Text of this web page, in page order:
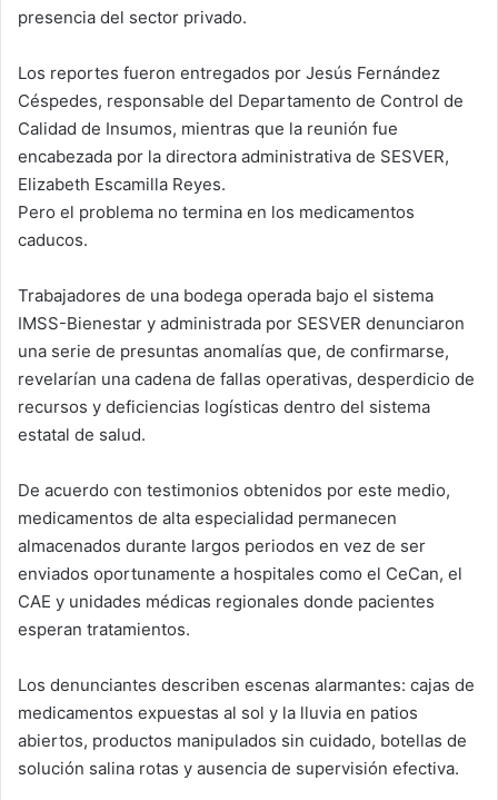
presencia del sector privado.
Los reportes fueron entregados por Jesús Fernández
Céspedes, responsable del Departamento de Control de
Calidad de Insumos, mientras que la reunión fue
encabezada por la directora administrativa de SESVER,
Elizabeth Escamilla Reyes.
Pero el problema no termina en los medicamentos
caducos.
Trabajadores de una bodega operada bajo el sistema
IMSS-Bienestar y administrada por SESVER denunciaron
una serie de presuntas anomalías que, de confirmarse,
revelarían una cadena de fallas operativas, desperdicio de
recursos y deficiencias logísticas dentro del sistema
estatal de salud.
De acuerdo con testimonios obtenidos por este medio,
medicamentos de alta especialidad permanecen
almacenados durante largos periodos en vez de ser
enviados oportunamente a hospitales como el CeCan, el
CAE y unidades médicas regionales donde pacientes
esperan tratamientos.
Los denunciantes describen escenas alarmantes: cajas de
medicamentos expuestas al sol y la lluvia en patios
abiertos, productos manipulados sin cuidado, botellas de
solución salina rotas y ausencia de supervisión efectiva.